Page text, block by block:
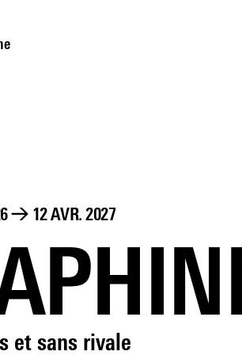
→ 12 AVR. 2027
et sans rivale